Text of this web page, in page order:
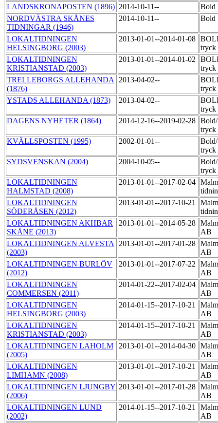
LANDSKRONAPOSTEN (1896) 2014-10-11--
Bold
NORDVÄSTRA SKÅNES
TIDNINGAR (1946)
2014-10-11-- Bold
LOKALTIDNINGEN
HELSINGBORG (2003)
2013-01-01--2014-01-08
tryck
LOKALTIDNINGEN
KRISTIANSTAD (2003)
2013-01-01--2014-01-02
tryck
TRELLEBORGS ALLEHANDA
(1876)
2013-04-02--
tryck
YSTADS ALLEHANDA (1873)
2013-04-02--
tryck
DAGENS NYHETER (1864)
2014-12-16--2019-02-28 Bold/
tryck
KVÄLLSPOSTEN (1995)
2002-01-01--
Bold/
tryck
SYDSVENSKAN (2004)
2004-10-05--
Bold/
tryck
LOKALTIDNINGEN
HALMSTAD (2008)
2013-01-01--2017-02-04
LOKALTIDNINGEN
SÖDERÅSEN (2012)
2013-01-01--2017-10-21
LOKALTIDNINGEN AKHBAR
SKÅNE (2013)
2013-01-01--2014-05-28
AB
LOKALTIDNINGEN ALVESTA
(2003)
2013-01-01--2017-01-28
AB
LOKALTIDNINGEN BURLÖV
(2012)
2013-01-01--2017-07-22
AB
LOKALTIDNINGEN
COMMERSEN (2011)
2014-01-22--2017-02-04
AB
LOKALTIDNINGEN
HELSINGBORG (2003)
2014-01-15--2017-10-21
AB
LOKALTIDNINGEN
KRISTIANSTAD (2003)
2014-01-15--2017-10-21
AB
LOKALTIDNINGEN LAHOLM
(2005)
2013-01-01--2014-04-30
AB
LOKALTIDNINGEN
LIMHAMN (2008)
2013-01-01--2017-10-21
AB
LOKALTIDNINGEN LJUNGBY
(2006)
2013-01-01--2017-01-28
AB
LOKALTIDNINGEN LUND
(2002)
2014-01-15--2017-10-21
AB